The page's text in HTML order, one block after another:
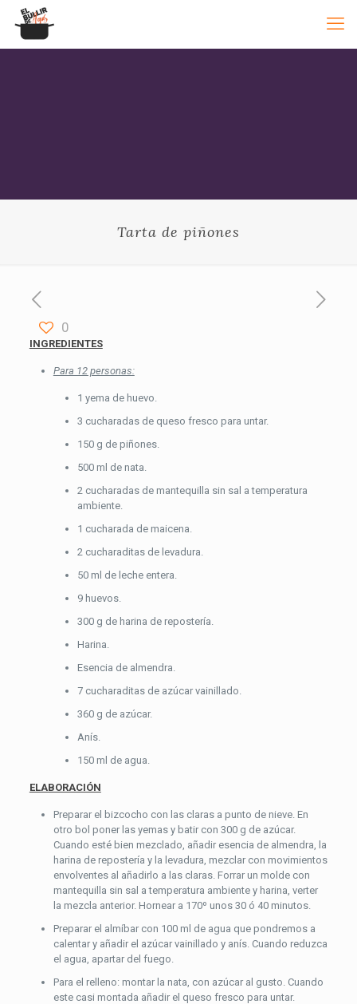
Tarta de piñones
0
INGREDIENTES
Para 12 personas:
1 yema de huevo.
3 cucharadas de queso fresco para untar.
150 g de piñones.
500 ml de nata.
2 cucharadas de mantequilla sin sal a temperatura
ambiente.
1 cucharada de maicena.
2 cucharaditas de levadura.
50 ml de leche entera.
9 huevos.
300 g de harina de repostería.
Harina.
Esencia de almendra.
7 cucharaditas de azúcar vainillado.
360 g de azúcar.
Anís.
150 ml de agua.
ELABORACIÓN
Preparar el bizcocho con las claras a punto de nieve. En
otro bol poner las yemas y batir con 300 g de azúcar.
Cuando esté bien mezclado, añadir esencia de almendra, la
harina de repostería y la levadura, mezclar con movimientos
envolventes al añadirlo a las claras. Forrar un molde con
mantequilla sin sal a temperatura ambiente y harina, verter
la mezcla anterior. Hornear a 170º unos 30 ó 40 minutos.
Preparar el almíbar con 100 ml de agua que pondremos a
calentar y añadir el azúcar vainillado y anís. Cuando reduzca
el agua, apartar del fuego.
Para el relleno: montar la nata, con azúcar al gusto. Cuando
este casi montada añadir el queso fresco para untar.